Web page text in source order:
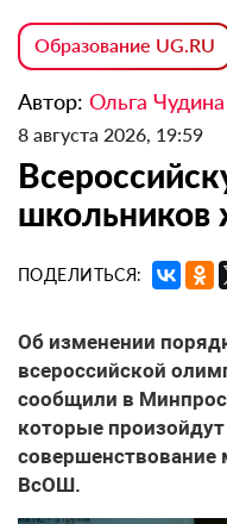
Образование UG.RU
Автор: Ольга Чудина
8 августа 2026, 19:59
школьников
ПОДЕЛИТЬСЯ:
Об изменении
всероссийской
сообщили в
которые
совершенствование
ВсОШ.